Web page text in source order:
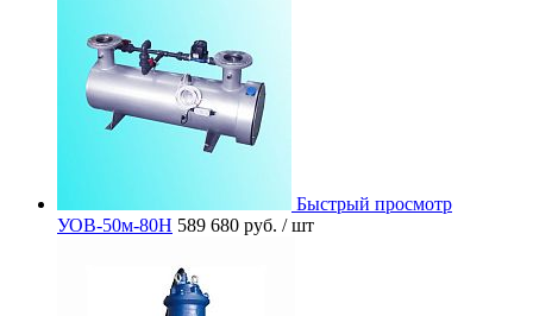
Быстрый просмотр
УОВ-50м-80Н 589 680 руб. / шт